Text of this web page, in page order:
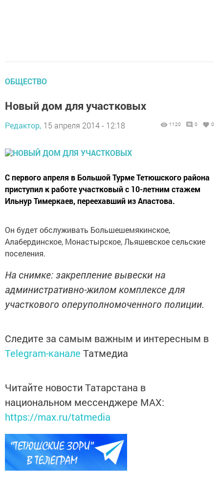
ОБЩЕСТВО
Новый дом для участковых
Редактор, 15 апреля 2014 - 12:18 1120 0 0
С первого апреля в Большой Турме Тетюшского района
приступил к работе участковый с 10-летним стажем
Ильнур Тимеркаев, переехавший из Апастова.
Он будет обслуживать Большешемякинское,
Алабердинское, Монас­тырское, Льяшевское сельские
поселения.
На снимке: закрепление вывески на
административно-жилом комплексе для
участкового опер­уполномоченного полиции.
Следите за самым важным и интересным в
Telegram-канале Татмедиа
Читайте новости Татарстана в
национальном мессенджере MАХ:
https://max.ru/tatmedia